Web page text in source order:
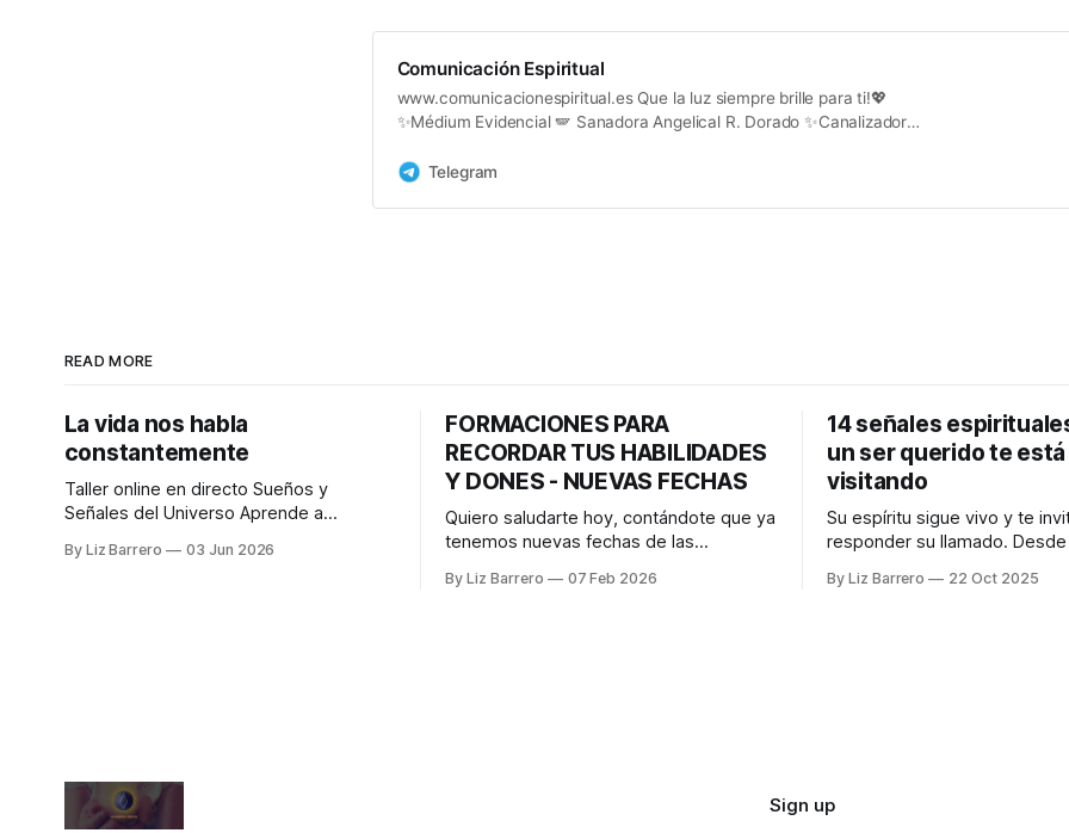
Comunicación Espiritual
www.comunicacionespiritual.es Que la luz siempre brille para ti!💖
✨Médium Evidencial 🪽 Sanadora Angelical R. Dorado ✨Canalizadora
Telegram
READ MORE
La vida nos habla
constantemente
Taller online en directo Sueños y
Señales del Universo Aprende a
invitarte a un taller que nace de algo que
By Liz Barrero 03 Jun 2026
FORMACIONES PARA
RECORDAR TUS HABILIDADES
Y DONES - NUEVAS FECHAS
Quiero saludarte hoy, contándote que ya
tenemos nuevas fechas de las
este viaje juntos tu y yo! Aún no lo he
By Liz Barrero 07 Feb 2026
14 señales
un ser querido te está
visitando
Su espíritu sigue vivo y te
responder su llamado. Desde hace
comunicarse con las
By Liz Barrero 22 Oct 2025
Sign up